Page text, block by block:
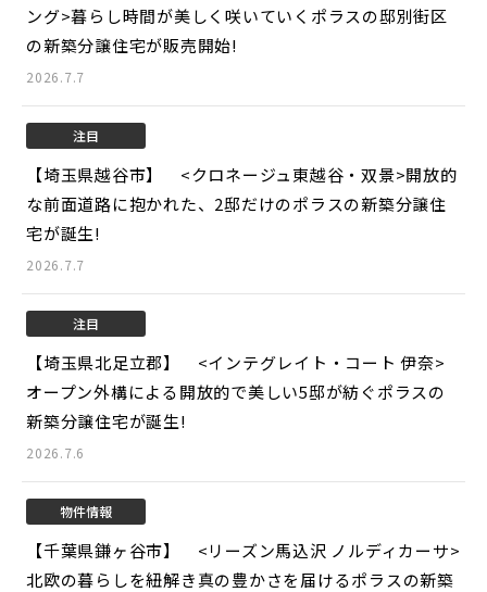
ング>暮らし時間が美しく咲いていくポラスの邸別街区
の新築分譲住宅が販売開始!
2026.7.7
注目
【埼玉県越谷市】 <クロネージュ東越谷・双景>開放的
な前面道路に抱かれた、2邸だけのポラスの新築分譲住
宅が誕生!
2026.7.7
注目
【埼玉県北足立郡】 <インテグレイト・コート 伊奈>
オープン外構による開放的で美しい5邸が紡ぐポラスの
新築分譲住宅が誕生!
2026.7.6
物件情報
【千葉県鎌ヶ谷市】 <リーズン馬込沢 ノルディカーサ>
北欧の暮らしを紐解き真の豊かさを届けるポラスの新築